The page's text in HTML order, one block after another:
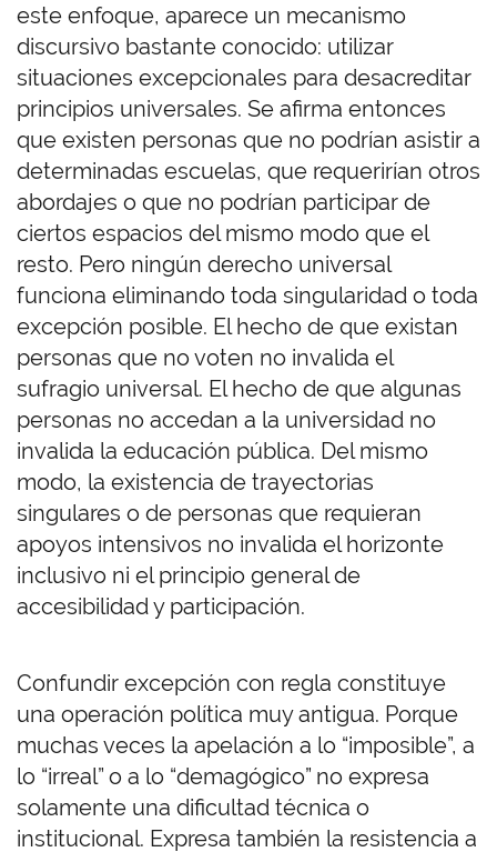
este enfoque, aparece un mecanismo
discursivo bastante conocido: utilizar
situaciones excepcionales para desacreditar
principios universales. Se afirma entonces
que existen personas que no podrían asistir a
determinadas escuelas, que requerirían otros
abordajes o que no podrían participar de
ciertos espacios del mismo modo que el
resto. Pero ningún derecho universal
funciona eliminando toda singularidad o toda
excepción posible. El hecho de que existan
personas que no voten no invalida el
sufragio universal. El hecho de que algunas
personas no accedan a la universidad no
invalida la educación pública. Del mismo
modo, la existencia de trayectorias
singulares o de personas que requieran
apoyos intensivos no invalida el horizonte
inclusivo ni el principio general de
accesibilidad y participación.
Confundir excepción con regla constituye
una operación política muy antigua. Porque
muchas veces la apelación a lo “imposible”, a
lo “irreal” o a lo “demagógico” no expresa
solamente una dificultad técnica o
institucional. Expresa también la resistencia a